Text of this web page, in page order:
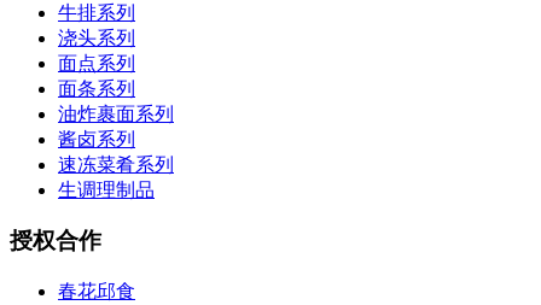
牛排系列
浇头系列
面点系列
面条系列
油炸裹面系列
酱卤系列
速冻菜肴系列
生调理制品
授权合作
春花邱食